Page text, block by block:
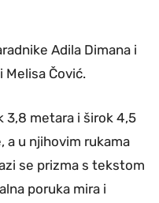
Adila Dimana i
Melisa Čović.
3,8 metara i širok 4,5
a u njihovim rukama
se prizma s tekstom
poruka mira i